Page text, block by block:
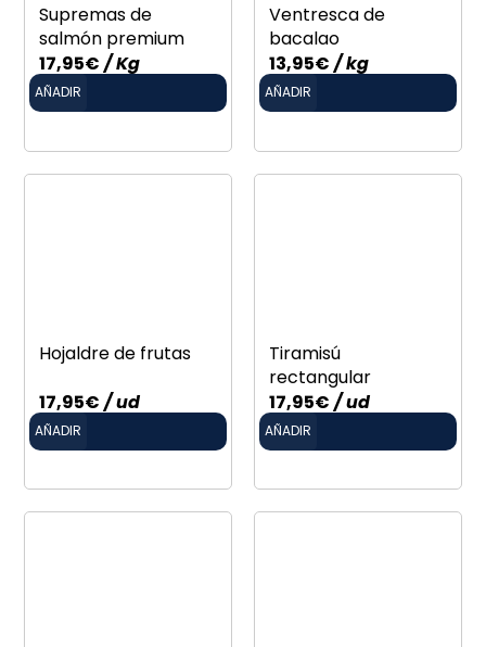
Supremas de
salmón premium
17,95€/ Kg
AÑADIR
Ventresca de
bacalao
13,95€/ kg
AÑADIR
Hojaldre de frutas
17,95€/ ud
AÑADIR
Tiramisú
rectangular
17,95€/ ud
AÑADIR